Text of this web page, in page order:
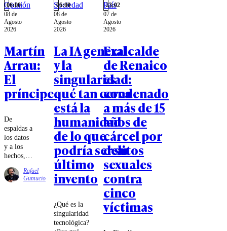
Opinión
06:00
08 de
Agosto
2026
Martín
Arrau:
El
príncipe
De
espaldas a
los datos
y a los
hechos,
la
pantalla,
Rafael
Gumucio
Sociedad
06:00
08 de
Agosto
2026
La IA general
y la
singularidad:
qué tan cerca
está la
humanidad
de lo que
podría ser su
último
invento
¿Qué es la
singularidad
tecnológica?
País
23:02
07 de
Agosto
2026
Exalcalde
de Renaico
es
condenado
a más de 15
años de
cárcel por
delitos
sexuales
contra
cinco
víctimas